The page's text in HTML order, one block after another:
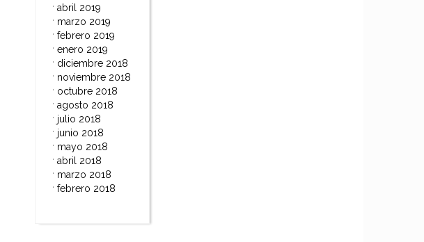
abril 2019
marzo 2019
febrero 2019
enero 2019
diciembre 2018
noviembre 2018
octubre 2018
agosto 2018
julio 2018
junio 2018
mayo 2018
abril 2018
marzo 2018
febrero 2018